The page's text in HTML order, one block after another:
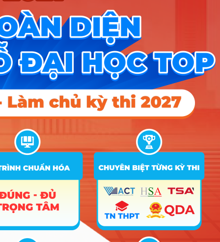
–
Trang bị các kiến thức cơ bản nhất trong lĩnh vực hóa
học cả lý thuyết lẫn thực hành bao gồm hóa hữu cơ, hóa lý,
hóa vô cơ, hóa phân tích;
–
Tiếp cận được với những kiến thức về phương pháp
phân tích và xác định cấu trúc hiện đại trong ngành hóa, kiến
thức về vật liệu hệ keo và polime;
–
Hiểu và áp dụng các kiến thức về hóa học để nghiên cứu
khoa học và thực tập tại những nhà máy có công nghệ cao.
nghiên cứu chuyên sâu gồm: Công nghệ kỹ thuật hóa học, Hóa
học Môi trường, Hóa dầu, Hóa học vật liệu để theo đuổi phù
hợp với mong muốn của bản thân.
Sinh viên Hóa học tại HUS cũng có nhiều hoạt động ngoại khóa hấp dẫn
Trong quá trình đào tạo, sinh viên thường xuyên được thực
hành tại các phòng thí nghiệm của khoa với cơ sở vật chất tiên
tiến hiện đại. Ngoài ra, trường luôn khuyến khích sinh viên
tham gia các công tác nghiên cứu khoa học để trau dồi thêm
kiến thức mới và thành thạo các kỹ năng liên quan đến công